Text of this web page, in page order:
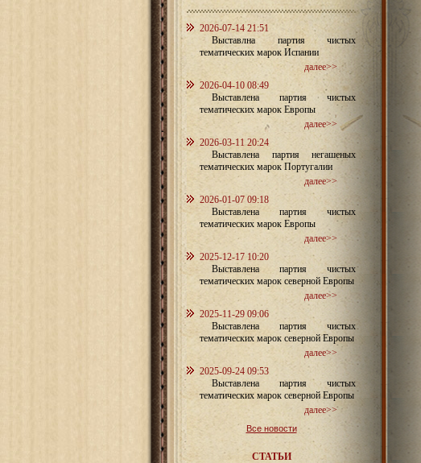
2026-07-14 21:51
Выставлна партия чистых
тематических марок Испании
далее>>
2026-04-10 08:49
Выставлена партия чистых
тематических марок Европы
далее>>
2026-03-11 20:24
Выставлена партия негашеных
тематических марок Португалии
далее>>
2026-01-07 09:18
Выставлена партия чистых
тематических марок Европы
далее>>
2025-12-17 10:20
Выставлена партия чистых
тематических марок северной Европы
далее>>
2025-11-29 09:06
Выставлена партия чистых
тематических марок северной Европы
далее>>
2025-09-24 09:53
Выставлена партия чистых
тематических марок северной Европы
далее>>
Все новости
СТАТЬИ